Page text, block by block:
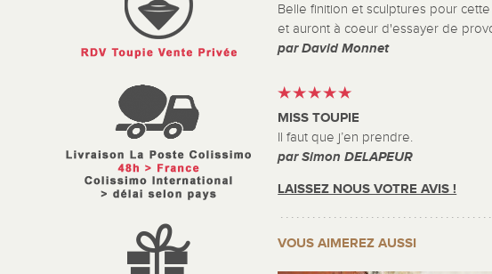
Belle finition et sculptures pour
et auront à coeur d'essayer de
par David Monnet
MISS TOUPIE
Il faut que j’en prendre.
par Simon DELAPEUR
LAISSEZ NOUS VOTRE AVIS !
VOUS AIMEREZ AUSSI